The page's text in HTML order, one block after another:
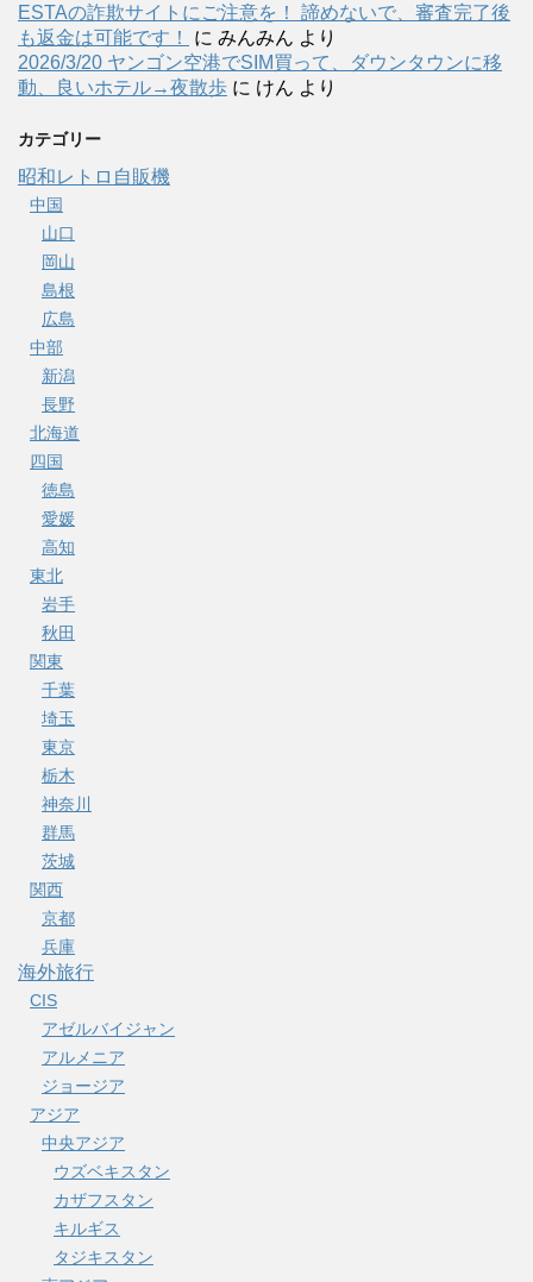
ESTAの詐欺サイトにご注意を！ 諦めないで、審査完了後
も返金は可能です！
に みんみん より
2026/3/20 ヤンゴン空港でSIM買って、ダウンタウンに移
動、良いホテル→夜散歩 に けん より
カテゴリー
昭和レトロ自販機
中国
山口
岡山
島根
広島
中部
新潟
長野
北海道
四国
徳島
愛媛
高知
東北
岩手
秋田
関東
千葉
埼玉
東京
栃木
神奈川
群馬
茨城
関西
京都
兵庫
海外旅行
CIS
アゼルバイジャン
アルメニア
ジョージア
アジア
中央アジア
ウズベキスタン
カザフスタン
キルギス
タジキスタン